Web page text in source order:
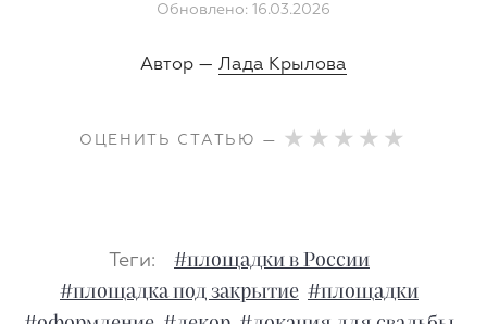
Обновлено: 16.03.2026
Автор — Лада Крылова
ОЦЕНИТЬ СТАТЬЮ —
Теги:
#площадки в России
#площадка под закрытие #площадки